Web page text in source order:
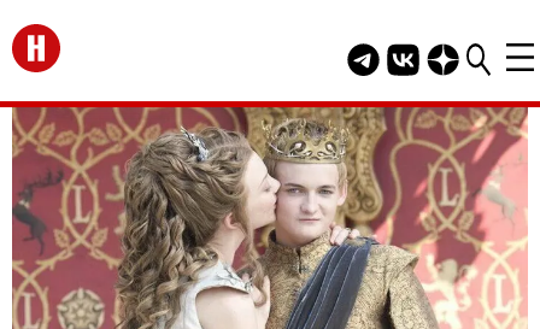
Перейти на главную
Telegram канал
Группа HELLO
Канал